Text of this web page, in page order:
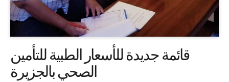
قائمة جديدة للأسعار الطبية للتأمين
الصحي بالجزيرة